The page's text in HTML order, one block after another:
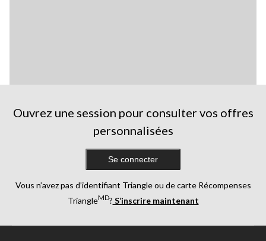
Ouvrez une session pour consulter vos offres
personnalisées
Se connecter
Vous n’avez pas d’identifiant Triangle ou de carte Récompenses
TriangleMD? S’inscrire maintenant